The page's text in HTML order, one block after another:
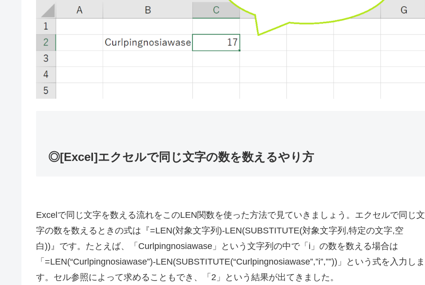
◎[Excel]エクセルで同じ文字の数を数えるやり方
Excelで同じ文字を数える流れをこのLEN関数を使った方法で見ていきましょう。エクセルで同じ文
字の数を数えるときの式は『=LEN(対象文字列)-LEN(SUBSTITUTE(対象文字列,特定の文字,空
白))』です。たとえば、「Curlpingnosiawase」という文字列の中で「i」の数を数える場合は
「=LEN(“Curlpingnosiawase”)-LEN(SUBSTITUTE(“Curlpingnosiawase”,”i”,””))」という式を入力しま
す。セル参照によって求めることもでき、「2」という結果が出てきました。